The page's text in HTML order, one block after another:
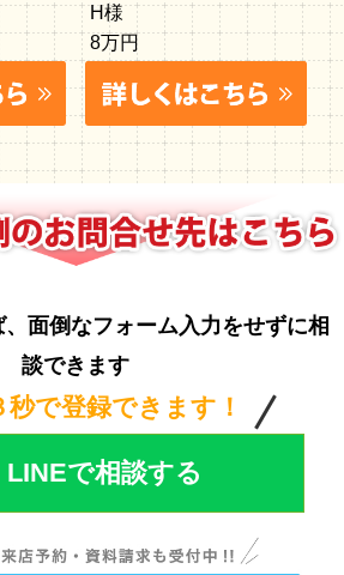
H様
8万円
面倒なフォーム入力をせずに相
談できます
秒で登録できます！
LINEで相談する